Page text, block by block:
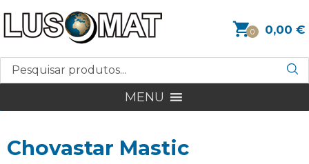
0 0,00 €
MENU
Chovastar Mastic